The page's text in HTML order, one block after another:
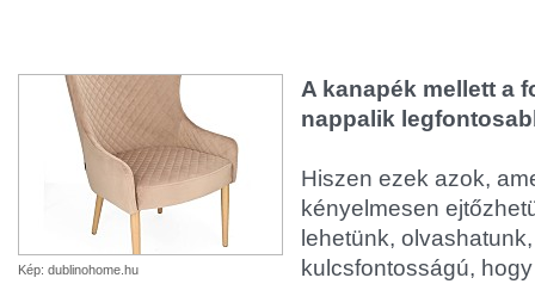
Kép: dublinohome.hu
A kanapék mellett a
nappalik
Hiszen ezek azok,
kényelmesen
lehetünk,
kulcsfontosságú,